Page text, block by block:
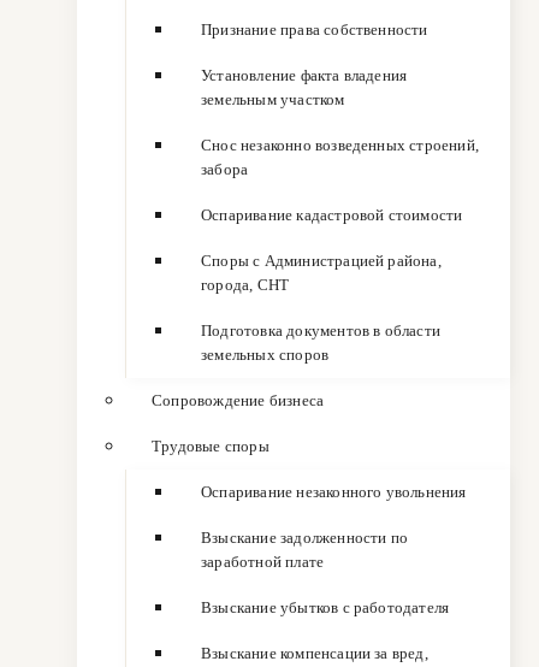
Признание права собственности
Установление факта владения
земельным участком
Снос незаконно возведенных строений,
забора
Оспаривание кадастровой стоимости
Споры с Администрацией района,
города, СНТ
Подготовка документов в области
земельных споров
Сопровождение бизнеса
Трудовые споры
Оспаривание незаконного увольнения
Взыскание задолженности по
заработной плате
Взыскание убытков с работодателя
Взыскание компенсации за вред,